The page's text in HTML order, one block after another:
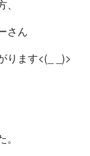
さん
ります<(_ _)>